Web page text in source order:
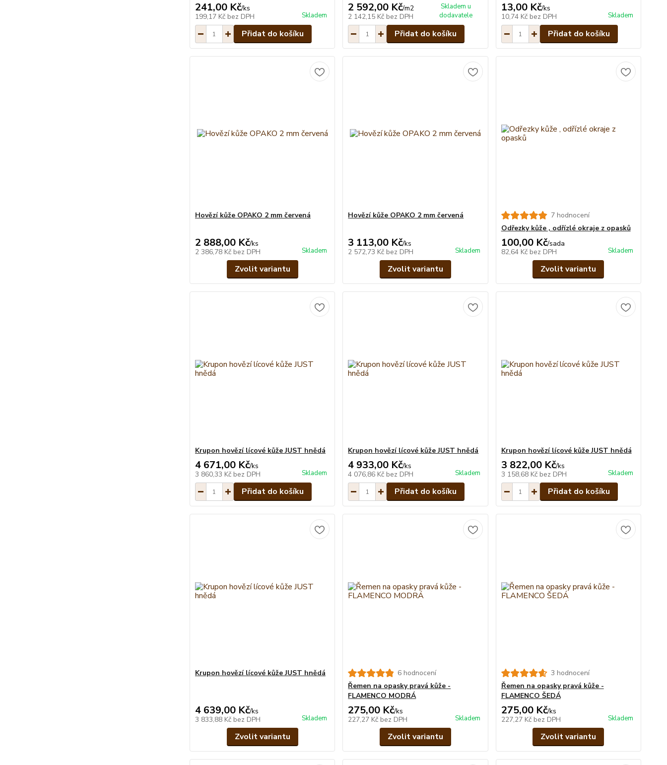
241,00 Kč/ks
199,17 Kč bez DPH Skladem
Přidat do košíku
2 592,00 Kč/m2
2 142,15 Kč bez DPH
Skladem u
dodavatele
Přidat do košíku
13,00 Kč/ks
10,74 Kč bez DPH Skladem
Přidat do košíku
Hovězí kůže OPAKO 2 mm červená
2 888,00 Kč/ks
2 386,78 Kč bez DPH Skladem
Zvolit variantu
Hovězí kůže OPAKO 2 mm červená
3 113,00 Kč/ks
2 572,73 Kč bez DPH Skladem
Zvolit variantu
7 hodnocení
Odřezky kůže , odřízlé okraje z opasků
100,00 Kč/sada
82,64 Kč bez DPH Skladem
Zvolit variantu
Krupon hovězí lícové kůže JUST hnědá
4 671,00 Kč/ks
3 860,33 Kč bez DPH Skladem
Přidat do košíku
Krupon hovězí lícové kůže JUST hnědá
4 933,00 Kč/ks
4 076,86 Kč bez DPH Skladem
Přidat do košíku
Krupon hovězí lícové kůže JUST hnědá
3 822,00 Kč/ks
3 158,68 Kč bez DPH Skladem
Přidat do košíku
Krupon hovězí lícové kůže JUST hnědá
4 639,00 Kč/ks
3 833,88 Kč bez DPH Skladem
Zvolit variantu
6 hodnocení
Řemen na opasky pravá kůže -
FLAMENCO MODRÁ
275,00 Kč/ks
227,27 Kč bez DPH Skladem
Zvolit variantu
3 hodnocení
Řemen na opasky pravá kůže -
FLAMENCO ŠEDÁ
275,00 Kč/ks
227,27 Kč bez DPH Skladem
Zvolit variantu